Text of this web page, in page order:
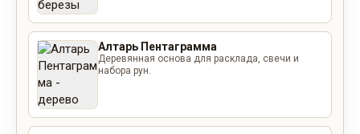
Алтарь Пентаграмма
Деревянная основа для расклада, свечи и
набора рун.